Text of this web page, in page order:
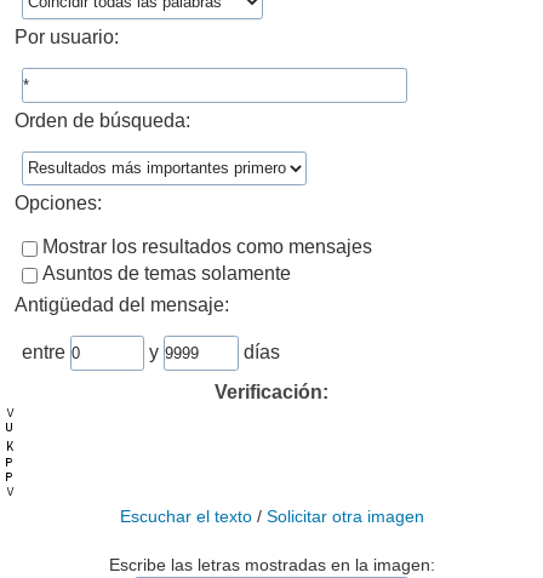
Por usuario:
Orden de búsqueda:
Opciones:
Mostrar los resultados como mensajes
Asuntos de temas solamente
Antigüedad del mensaje:
entre y
días
Verificación:
Escuchar el texto/ Solicitar otra imagen
Escribe las letras mostradas en la imagen: